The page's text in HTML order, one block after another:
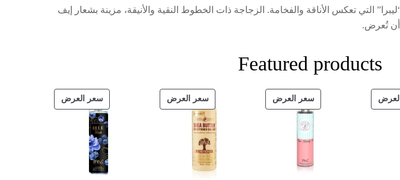
التي تعكس الأناقة والفخامة. الزجاجة ذات الخطوط النقية والأنيقة، مزينة بشعار إيف
أن تُعرض.
Featured products
سعر العرض سعر العرض سعر العرض